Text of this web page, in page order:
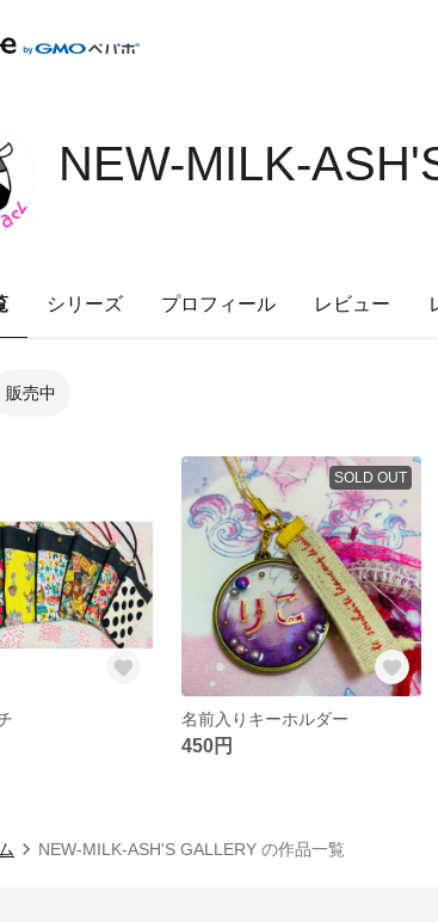
NEW-MILK-
シリーズ プロフィール レビュー
販売中
SOLD OUT
名前入りキーホルダー
450円
NEW-MILK-ASH'S GALLERY の作品一覧